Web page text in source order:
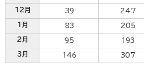
12月
39 247
1月
83 205
2月
95 193
3月
146 307